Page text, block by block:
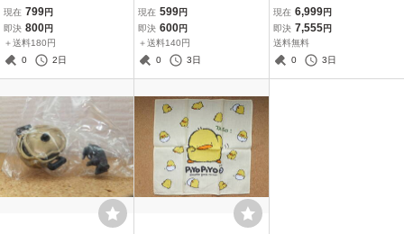
ックカー サントリー BOS
S プルバックコレクショ
ン 孫悟空 超サイヤ人悟空
ギニュー セル 等 DRAGO
現在 799円
即決 800円
＋送料180円
0
2日
GON 昇龍 昇竜 ネックレ
ス メンズ アクセサリー n
ecklace チェーン メッキ
アクセサリー ノーブラン
現在 599円
即決 600円
＋送料140円
0
3日
SUKA TOP CROWN トッ
プクラウン EXPAC エク
スパック NO.540 Lサイズ
＋ NO.510 82 85 ブルー
現在 6,999円
即決 7,555円
送料無料
0
3日